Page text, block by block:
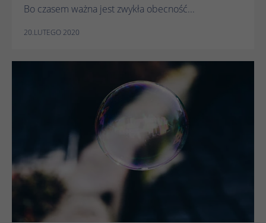
Bo czasem ważna jest zwykła obecność...
20.LUTEGO 2020